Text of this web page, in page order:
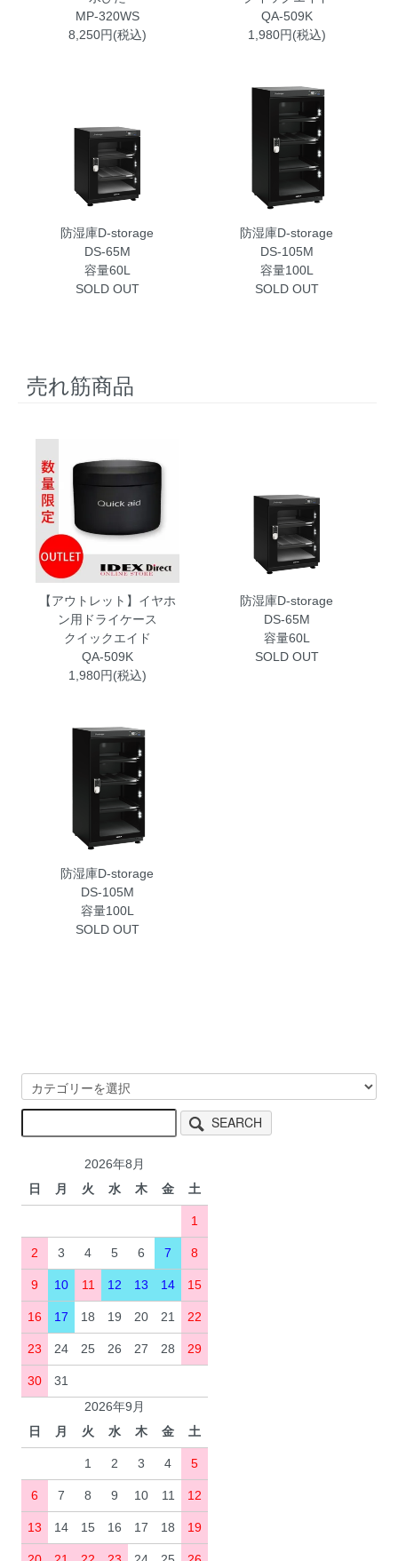
MP-320WS
8,250円(税込)
QA-509K
1,980円(税込)
防湿庫D-storage
DS-65M
容量60L
SOLD OUT
防湿庫D-storage
DS-105M
容量100L
SOLD OUT
売れ筋商品
【アウトレット】イヤホ
ン用ドライケース
クイックエイド
QA-509K
1,980円(税込)
防湿庫D-storage
DS-65M
容量60L
SOLD OUT
防湿庫D-storage
DS-105M
容量100L
SOLD OUT
SEARCH
2026年8月
日
月 火 水 木 金 土
1
2 3 4 5 6 7 8
9 10 11 12 13 14 15
16 17 18 19 20 21 22
23 24 25 26 27 28 29
30
31
2026年9月
日
月 火 水 木 金 土
1 2 3 4 5
6 7 8 9 10 11 12
13 14 15 16 17 18 19